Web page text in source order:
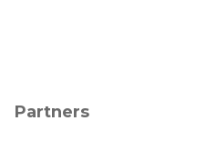
Partners